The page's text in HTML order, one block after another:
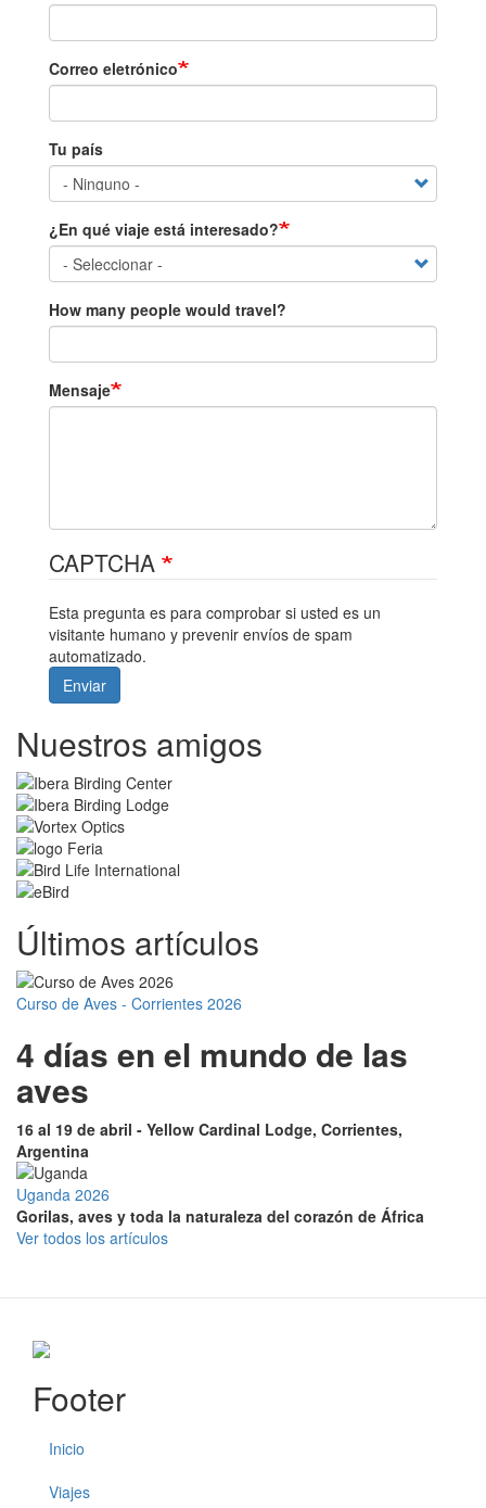
Correo eletrónico
Tu país
¿En qué viaje está interesado?
How many people would travel?
Mensaje
CAPTCHA
Esta pregunta es para comprobar si usted es un
visitante humano y prevenir envíos de spam
automatizado.
Enviar
Nuestros amigos
Últimos artículos
Curso de Aves - Corrientes 2026
4 días en el mundo de las
aves
16 al 19 de abril - Yellow Cardinal Lodge, Corrientes,
Argentina
Uganda 2026
Gorilas, aves y toda la naturaleza del corazón de África
Ver todos los artículos
Footer
Inicio
Viajes